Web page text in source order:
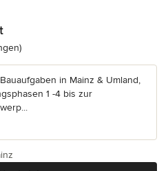
5 von 5 Sternen
in Mainz & Umland,
1 -4 bis zur